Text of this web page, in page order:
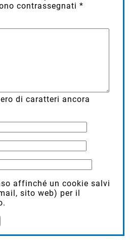
contrassegnati*
di caratteri ancora
affinché un cookie salvi
sito web) per il